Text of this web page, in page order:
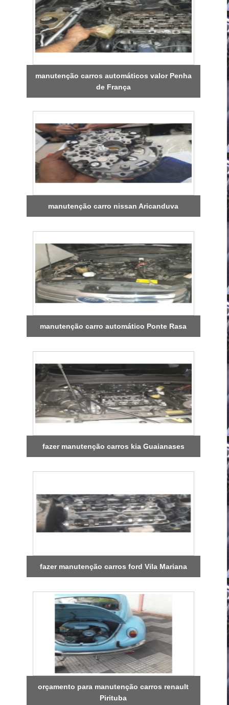
manutenção carros automáticos valor Penha
de França
manutenção carro nissan Aricanduva
manutenção carro automático Ponte Rasa
fazer manutenção carros kia Guaianases
fazer manutenção carros ford Vila Mariana
orçamento para manutenção carros renault
Pirituba